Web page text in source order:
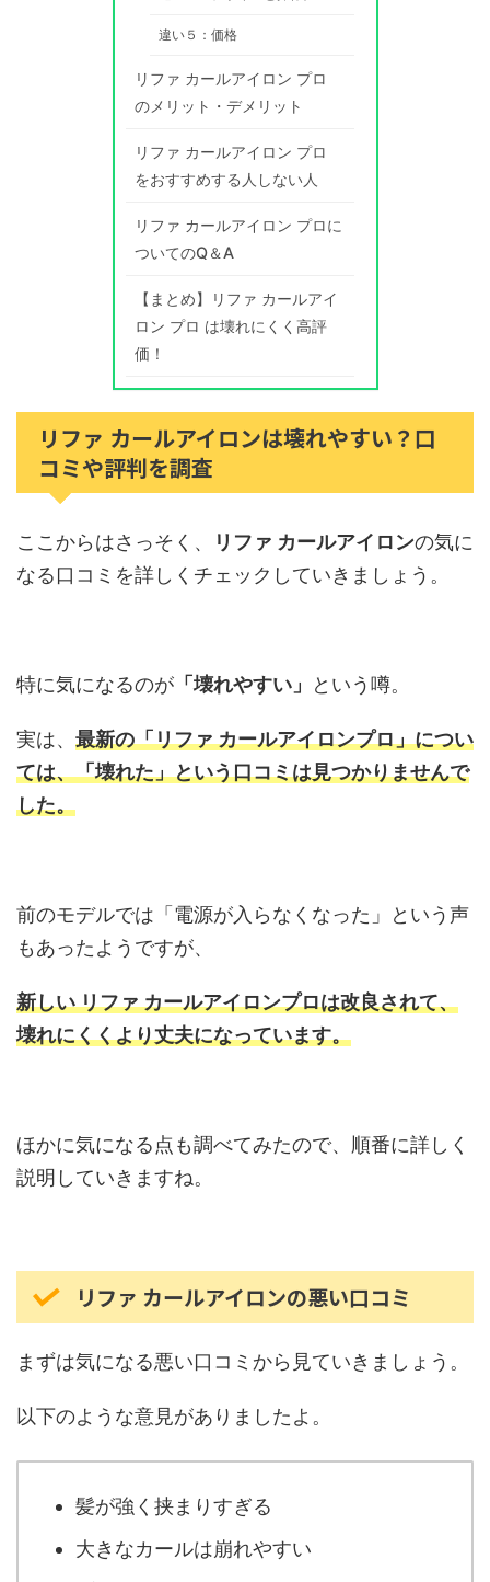
違い５：価格
リファ カールアイロン プロ
のメリット・デメリット
リファ カールアイロン プロ
をおすすめする人しない人
リファ カールアイロン プロに
ついてのQ＆A
【まとめ】リファ カールアイ
ロン プロ は壊れにくく高評
価！
リファ カールアイロンは壊れやすい？口
コミや評判を調査
ここからはさっそく、 リファ カールアイロンの気に
なる口コミを詳しくチェックしていきましょう。
特に気になるのが 「壊れやすい」 という噂。
実は、 最新の「リファ カールアイロンプロ」につい
ては、「壊れた」という口コミは見つかりませんで
した。
前のモデルでは「電源が入らなくなった」という声
もあったようですが、
新しい リファ カールアイロンプロは改良されて、
壊れにくくより丈夫になっています。
ほかに気になる点も調べてみたので、順番に詳しく
説明していきますね。
リファ カールアイロンの悪い口コミ
まずは気になる悪い口コミから見ていきましょう。
以下のような意見がありましたよ。
髪が強く挟まりすぎる
大きなカールは崩れやすい